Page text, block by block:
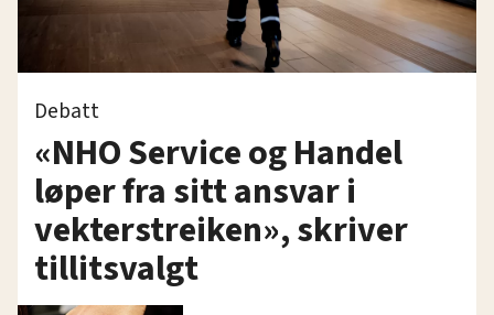
Debatt
«NHO Service og Handel
løper fra sitt ansvar i
vekterstreiken», skriver
tillitsvalgt